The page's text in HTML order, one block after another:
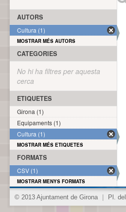
AUTORS
Cultura (1)
MOSTRAR MÉS AUTORS
CATEGORIES
No hi ha filtres per aquesta
cerca
ETIQUETES
Girona (1)
Equipaments (1)
Cultura (1)
MOSTRAR MÉS ETIQUETES
FORMATS
CSV (1)
MOSTRAR MENYS FORMATS
© 2013 Ajuntament de Girona Pl.